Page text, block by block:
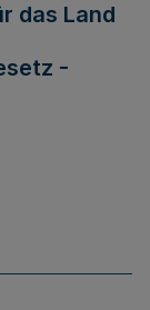
das Land
-